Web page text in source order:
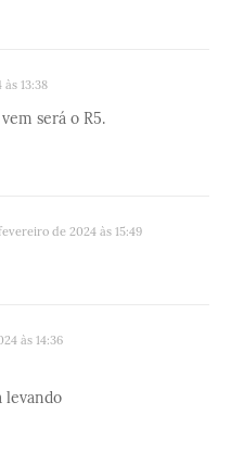
13:38
será o R5.
de 2024 às 15:49
às 14:36
levando